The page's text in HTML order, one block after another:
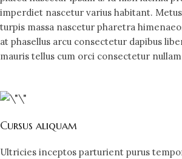
imperdiet nascetur varius habitant.
turpis massa nascetur pharetra
at phasellus arcu consectetur dapibus
mauris tellus cum orci consectetur
Cursus aliquam
Ultricies inceptos parturient purus